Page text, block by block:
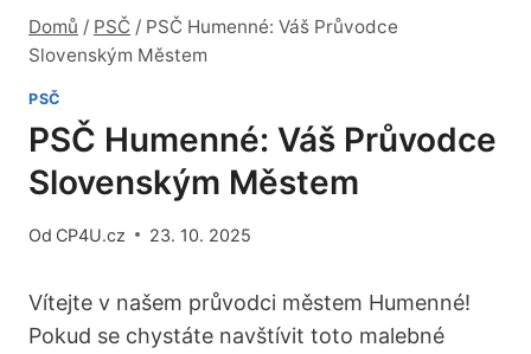
Domů / PSČ / PSČ Humenné: Váš Průvodce
Slovenským Městem
PSČ
PSČ Humenné: Váš Průvodce
Slovenským Městem
Od CP4U.cz 23. 10. 2025
Vítejte v našem průvodci městem Humenné!
Pokud se ⁢chystáte navštívit toto malebné